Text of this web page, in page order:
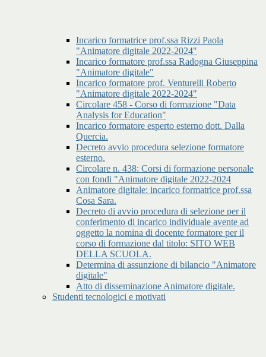
Incarico formatrice prof.ssa Rizzi Paola
"Animatore digitale 2022-2024"
Incarico formatore prof.ssa Radogna Giuseppina
"Animatore digitale"
Incarico formatore prof. Venturelli Roberto
"Animatore digitale 2022-2024"
Circolare 458 - Corso di formazione "Data
Analysis for Education"
Incarico formatore esperto esterno dott. Dalla
Quercia.
Decreto avvio procedura selezione formatore
esterno.
Circolare n. 438: Corsi di formazione personale
con fondi "Animatore digitale 2022-2024
Animatore digitale: incarico formatrice prof.ssa
Cosa Sara.
Decreto di avvio procedura di selezione per il
conferimento di incarico individuale avente ad
oggetto la nomina di docente formatore per il
corso di formazione dal titolo: SITO WEB
DELLA SCUOLA.
Determina di assunzione di bilancio "Animatore
digitale"
Atto di disseminazione Animatore digitale.
Studenti tecnologici e motivati